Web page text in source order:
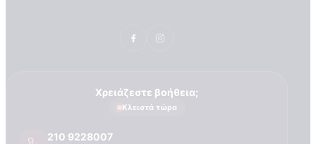
Χρειάζεστε βοήθεια;
Κλειστά τώρα
210 9228007